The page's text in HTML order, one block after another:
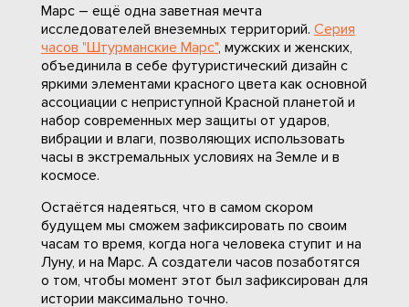
Марс – ещё одна заветная мечта
исследователей внеземных территорий. Серия
часов "Штурманские Марс", мужских и женских,
объединила в себе футуристический дизайн с
яркими элементами красного цвета как основной
ассоциации с неприступной Красной планетой и
набор современных мер защиты от ударов,
вибрации и влаги, позволяющих использовать
часы в экстремальных условиях на Земле и в
космосе.
Остаётся надеяться, что в самом скором
будущем мы сможем зафиксировать по своим
часам то время, когда нога человека ступит и на
Луну, и на Марс. А создатели часов позаботятся
о том, чтобы момент этот был зафиксирован для
истории максимально точно.